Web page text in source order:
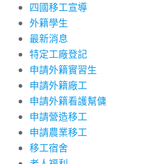
四國移工宣導
外籍學生
最新消息
特定工廠登記
申請外籍實習生
申請外籍廠工
申請外籍看護幫傭
申請營造移工
申請農業移工
移工宿舍